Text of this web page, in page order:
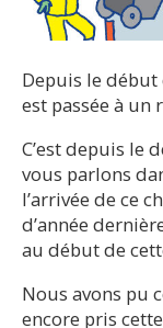
Depuis le début
est passée à un
C’est depuis le
vous parlons
l’arrivée de ce
d’année
au début de
Nous avons pu
encore pris